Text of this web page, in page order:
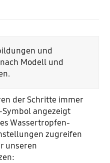
und
Modell und
der Schritte immer
angezeigt
Wassertropfen-
zugreifen
unseren